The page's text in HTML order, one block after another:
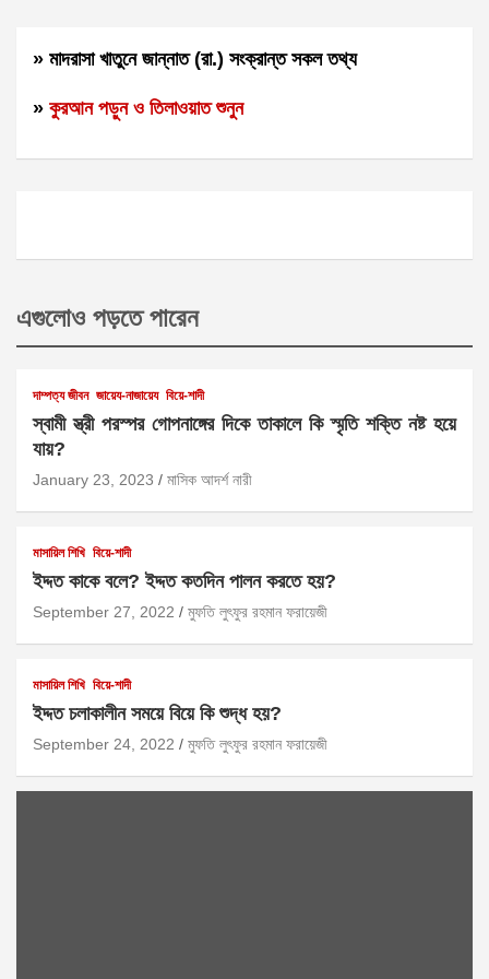
» মাদরাসা খাতুনে জান্নাত (রা.) সংক্রান্ত সকল তথ্য
» কুরআন পড়ুন ও তিলাওয়াত শুনুন
এগুলোও পড়তে পারেন
দাম্পত্য জীবন জায়েয-নাজায়েয বিয়ে-শাদী
স্বামী স্ত্রী পরস্পর গোপনাঙ্গের দিকে তাকালে কি স্মৃতি শক্তি নষ্ট হয়ে
যায়?
January 23, 2023 মাসিক আদর্শ নারী
মাসায়িল শিখি বিয়ে-শাদী
ইদ্দত কাকে বলে? ইদ্দত কতদিন পালন করতে হয়?
September 27, 2022 মুফতি লুৎফুর রহমান ফরায়েজী
মাসায়িল শিখি বিয়ে-শাদী
ইদ্দত চলাকালীন সময়ে বিয়ে কি শুদ্ধ হয়?
September 24, 2022 মুফতি লুৎফুর রহমান ফরায়েজী